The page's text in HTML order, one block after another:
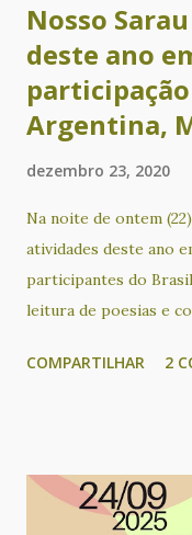
Nosso
deste ano
Argentina,
dezembro 23, 2020
Na noite de ontem
atividades deste ano
participantes do
leitura de poesias e
desde que o evento
Maschio, Cacau
Cecilia Rogers,
COMPARTILHAR 2